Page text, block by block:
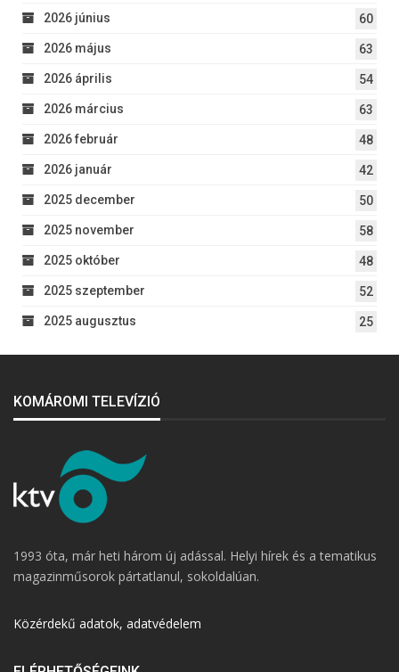
2026 június 60
2026 május 63
2026 április 54
2026 március 63
2026 február 48
2026 január 42
2025 december 50
2025 november 58
2025 október 48
2025 szeptember 52
2025 augusztus 25
KOMÁROMI TELEVÍZIÓ
1993 óta, már heti három új adással. Helyi hírek és a tematikus
magazinműsorok pártatlanul, sokoldalúan.
Közérdekű adatok, adatvédelem